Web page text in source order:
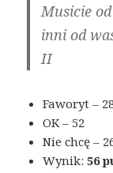
Musicie
inni od
II
Faworyt –
OK – 52
Nie chcę –
Wynik:56